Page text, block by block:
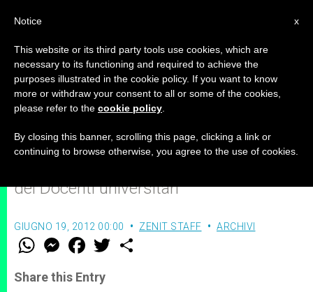
Giovani, Formazione, Università
Diocesi di Roma: al via, giovedì 21
dei Docenti universitari
GIUGNO 19, 2012 00:00 ZENIT STAFF ARCHIVI
W
t
s
M
e
s
e
F
a
e
b
w
Share this Entry
x
Notice
This website or its third party tools use cookies, which are
necessary to its functioning and required to achieve the
purposes illustrated in the cookie policy. If you want to know
more or withdraw your consent to all or some of the cookies,
please refer to the cookie policy
By closing this banner, scrolling this page, clicking a link or
continuing to browse otherwise, you agree to the use of cookies.